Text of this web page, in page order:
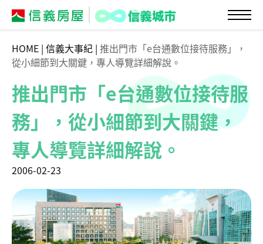
HOME | 信義大事紀 | 推出門市「e台通數位接待服務」，
從小細節到大關鍵，專人導覽詳細解說。
推出門市「e台通數位接待服
務」，從小細節到大關鍵，
專人導覽詳細解說。
2006-02-23